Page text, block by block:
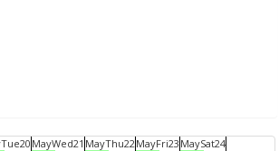
Tue20 MayWed21 MayThu22MayFri23 MaySat24